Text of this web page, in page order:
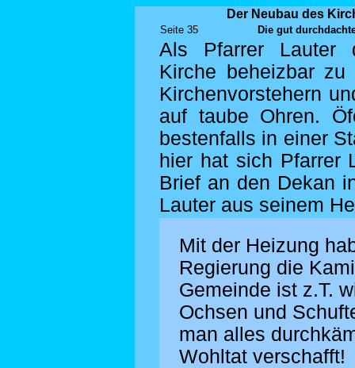
Der Neubau des
Seite 35 Die gut
Als Pfarrer Lauter
Kirche beheizbar
Kirchenvorstehern
auf taube Ohren.
bestenfalls in einer
hier hat sich Pfarrer
Brief an den Dekan
Lauter aus seinem
Mit der Heizung
Regierung die
Gemeinde ist z.T.
Ochsen und
man alles
Wohltat verschafft!